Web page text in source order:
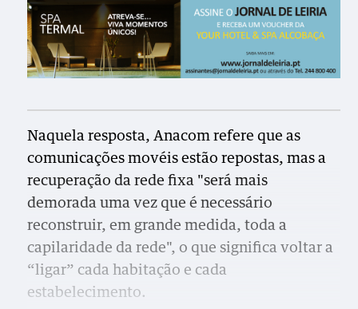
Naquela resposta, Anacom refere que as
comunicações movéis estão repostas, mas a
recuperação da rede fixa "será mais
demorada uma vez que é necessário
reconstruir, em grande medida, toda a
capilaridade da rede", o que significa voltar a
“ligar” cada habitação e cada
estabelecimento.